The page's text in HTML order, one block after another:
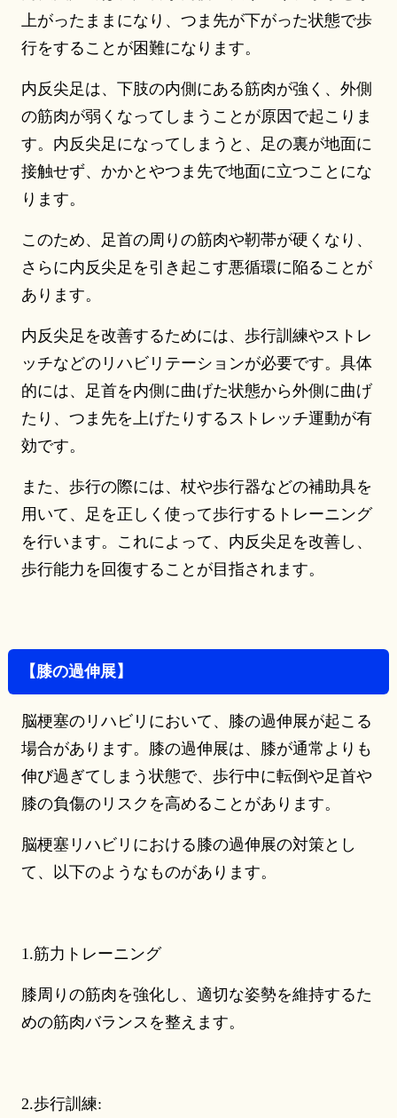
上がったままになり、つま先が下がった状態で歩
行をすることが困難になります。
内反尖足は、下肢の内側にある筋肉が強く、外側
の筋肉が弱くなってしまうことが原因で起こりま
す。内反尖足になってしまうと、足の裏が地面に
接触せず、かかとやつま先で地面に立つことにな
ります。
このため、足首の周りの筋肉や靭帯が硬くなり、
さらに内反尖足を引き起こす悪循環に陥ることが
あります。
内反尖足を改善するためには、歩行訓練やストレ
ッチなどのリハビリテーションが必要です。具体
的には、足首を内側に曲げた状態から外側に曲げ
たり、つま先を上げたりするストレッチ運動が有
効です。
また、歩行の際には、杖や歩行器などの補助具を
用いて、足を正しく使って歩行するトレーニング
を行います。これによって、内反尖足を改善し、
歩行能力を回復することが目指されます。
【膝の過伸展】
脳梗塞のリハビリにおいて、膝の過伸展が起こる
場合があります。膝の過伸展は、膝が通常よりも
伸び過ぎてしまう状態で、歩行中に転倒や足首や
膝の負傷のリスクを高めることがあります。
脳梗塞リハビリにおける膝の過伸展の対策とし
て、以下のようなものがあります。
1.筋力トレーニング
膝周りの筋肉を強化し、適切な姿勢を維持するた
めの筋肉バランスを整えます。
2.歩行訓練: